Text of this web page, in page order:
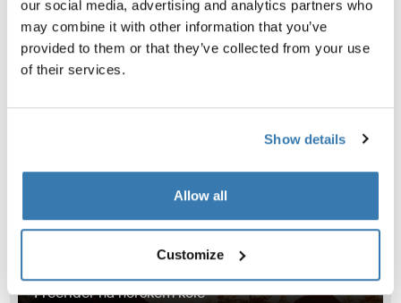
our social media, advertising and analytics partners who
may combine it with other information that you’ve
provided to them or that they’ve collected from your use
of their services.
Show details
Allow all
Customize
Matthias Giraud
Extrémní lyžař a ski base jumper
Podrobnosti
Freerider na horském kole